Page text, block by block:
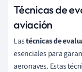
Técnicas de
aviación
Lastécnicas de
esenciales para
aeronaves. Estas